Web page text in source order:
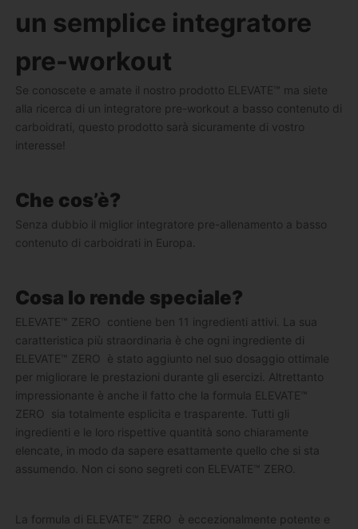
un semplice integratore
pre-workout
Se conoscete e amate il nostro prodotto ELEVATE ™ ma siete
alla ricerca di un integratore pre-workout a basso contenuto di
carboidrati, questo prodotto sarà sicuramente di vostro
interesse!
Che cos’è?
Senza dubbio il miglior integratore pre-allenamento a basso
contenuto di carboidrati in Europa.
Cosa lo rende speciale?
ELEVATE™ ZERO contiene ben 11 ingredienti attivi. La sua
caratteristica più straordinaria è che ogni ingrediente di
ELEVATE™ ZERO è stato aggiunto nel suo dosaggio ottimale
per migliorare le prestazioni durante gli esercizi. Altrettanto
impressionante è anche il fatto che la formula ELEVATE™
ZERO sia totalmente esplicita e trasparente. Tutti gli
ingredienti e le loro rispettive quantità sono chiaramente
elencate, in modo da sapere esattamente quello che si sta
assumendo. Non ci sono segreti con ELEVATE™ ZERO.
La formula di ELEVATE™ ZERO è eccezionalmente potente e